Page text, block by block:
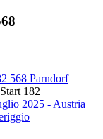
568 Parndorf
182
2025 - Austria